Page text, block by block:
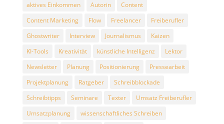
aktives Einkommen
Autorin
Content
Content Marketing
Flow Freelancer
Freiberufler
Ghostwriter
Interview Journalismus
Kaizen
KI-Tools
Kreativität künstliche Intelligenz
Lektor
Newsletter
Planung Positionierung
Pressearbeit
Projektplanung
Ratgeber
Schreibblockade
Schreibtipps
Seminare Texter
Umsatz Freiberufler
Umsatzplanung
wissenschaftliches Schreiben